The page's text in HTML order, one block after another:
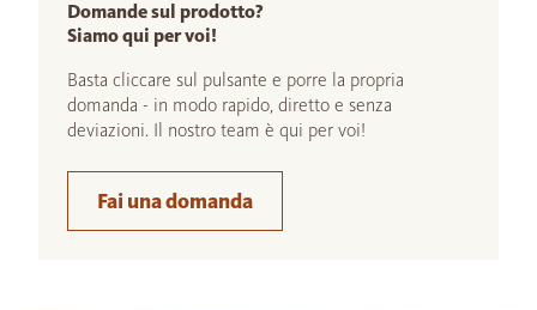
Domande sul prodotto?
Siamo qui per voi!
Basta cliccare sul pulsante e porre la propria
domanda - in modo rapido, diretto e senza
deviazioni. Il nostro team è qui per voi!
Fai una domanda